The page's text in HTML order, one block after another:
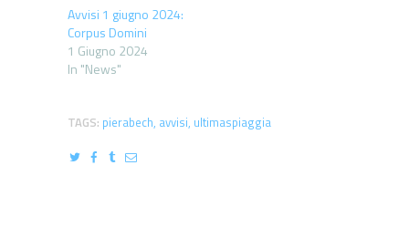
Avvisi 1 giugno 2024:
Corpus Domini
1 Giugno 2024
In "News"
TAGS: pierabech, avvisi, ultimaspiaggia